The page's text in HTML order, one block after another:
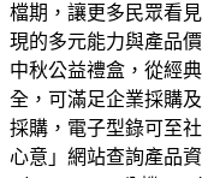
檔期，讓更多民眾看
現的多元能力與產品
中秋公益禮盒，從經
全，可滿足企業採購
採購，電子型錄可至
心意」網站查詢產品